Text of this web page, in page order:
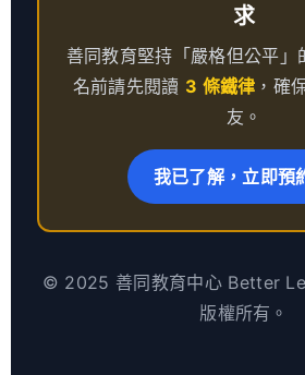
求
善同教育堅持「嚴格但公平」
名前請先閱讀 3 條鐵律 ，確
友。
我已了解，立即預
© 2025 善同教育中心 Better
版權所有。